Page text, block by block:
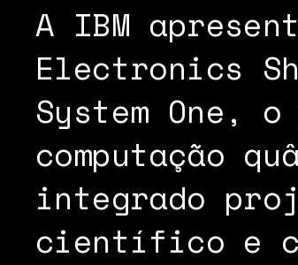
A IBM
Electronics
System One,
computação
integrado
científico e